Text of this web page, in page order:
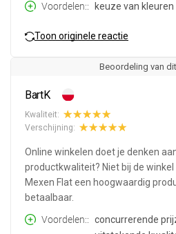
Voordelen:
keuze van
Toon originele reactie
Beoordeling van
BartK
Kwaliteit:
Verschijning:
Online winkelen doet je denken
productkwaliteit? Niet bij de winkel
Mexen Flat een hoogwaardig
betaalbaar.
Voordelen:
concurrerende